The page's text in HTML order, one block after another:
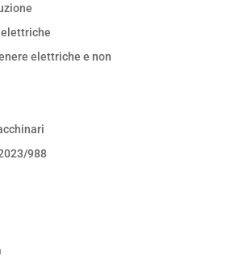
elettriche e non
988